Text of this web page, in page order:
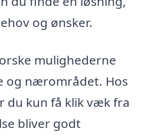
og ønsker.
mulighederne
og nærområdet. Hos
du kun få klik væk fra
bliver godt